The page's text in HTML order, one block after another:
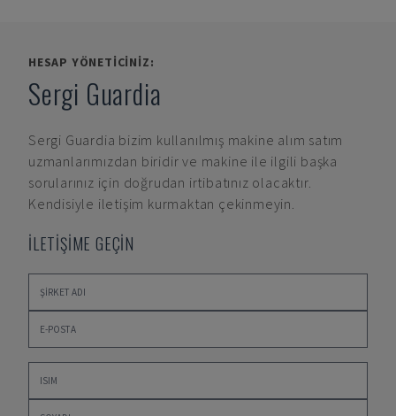
HESAP YÖNETICINIZ:
Sergi Guardia
Sergi Guardia bizim kullanılmış makine alım satım
uzmanlarımızdan biridir ve makine ile ilgili başka
sorularınız için doğrudan irtibatınız olacaktır.
Kendisiyle iletişim kurmaktan çekinmeyin.
İLETİŞİME GEÇİN